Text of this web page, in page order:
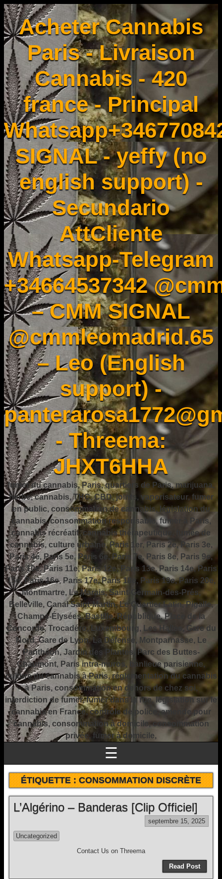
Acheter Cannabis
Paris - Livraison
Cannabis - 420
france - Principal
SIGNAL - yeffy (no
english support) -
Secundario
AttCliente
Whatsapp-Telegram
+34664537342
– CMM SIGNAL
@cmmleomadrid.65
– Leo (English
support) -
- Threema:
JHXT6HHA
fumer du cannabis, Paris, quartiers de Paris, marijuana,
herbe, cannabis, THC, CBD, joints, vaporisateur, fumer
en public, consommation de cannabis, législation du
cannabis, consommation responsable, fumer à Paris,
cannabis récréatif, cannabis thérapeutique, fumée de
cannabis, culture urbaine, Paris 1er, Paris 2e, Paris 3e,
Paris 4e, Paris 5e, Paris 6e, Paris 7e, Paris 8e, Paris 9e,
Paris 10e, Paris 11e, Paris 12e, Paris 13e, Paris 14e, Paris
15e, Paris 16e, Paris 17e, Paris 18e, Paris 19e, Paris 20e,
Montmartre, Le Marais, Saint-Germain-des-Prés,
Belleville, Canal Saint-Martin, Le Quartier Latin, Pigalle,
Champs-Élysées, Bastille, République, Place de la
Concorde, Trocadéro, Luxembourg, Les Halles, Gare du
Nord, Gare de Lyon, La Défense, Montparnasse, Le
Panthéon, Jardin des Plantes, Parc des Buttes-
Chaumont, Paris intra-muros, banlieue parisienne,
culture du cannabis à Paris, réglementation du cannabis
à Paris, consommation en dehors de chez soi,
interdiction de fumer, fumer dans la rue, législation sur le
cannabis en France, contrôle de police, amende pour
cannabis, consommation à domicile, consommation
privée, fumer à domicile,
☰
ÉTIQUETTE :CONSOMMATION DISCRÈTE
L’Algérino – Banderas [Clip Officiel]
septembre 15, 2025
Uncategorized
Contact Us on Threema
Read Post